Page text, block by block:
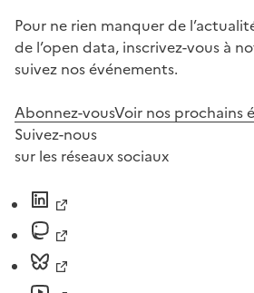
Pour ne rien manquer de
de l’open data, inscrivez-vous à
suivez nos événements.
Abonnez-vousVoir nos prochains
Suivez-nous
sur les réseaux sociaux